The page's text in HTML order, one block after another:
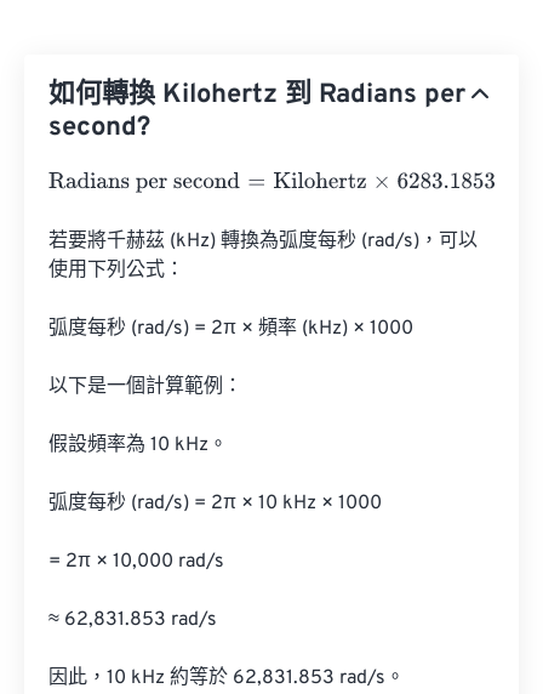
如何轉換 Kilohertz 到 Radians per
second?
Radians per second=Kilohertz×6283.1853
若要將千赫茲 (kHz) 轉換為弧度每秒 (rad/s)，可以
使用下列公式：
弧度每秒 (rad/s) = 2π × 頻率 (kHz) × 1000
以下是一個計算範例：
假設頻率為 10 kHz。
弧度每秒 (rad/s) = 2π × 10 kHz × 1000
= 2π × 10,000 rad/s
≈ 62,831.853 rad/s
因此，10 kHz 約等於 62,831.853 rad/s。